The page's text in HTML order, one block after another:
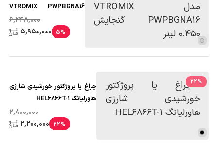
VTROMIX PWPBGNA16
6,248,000
5%
5,950,000
%
22
چراغ یا پروژکتور خورشیدی شارژی
هاورلیانگ HEL6866T-1
2,800,000
22%
2,200,000